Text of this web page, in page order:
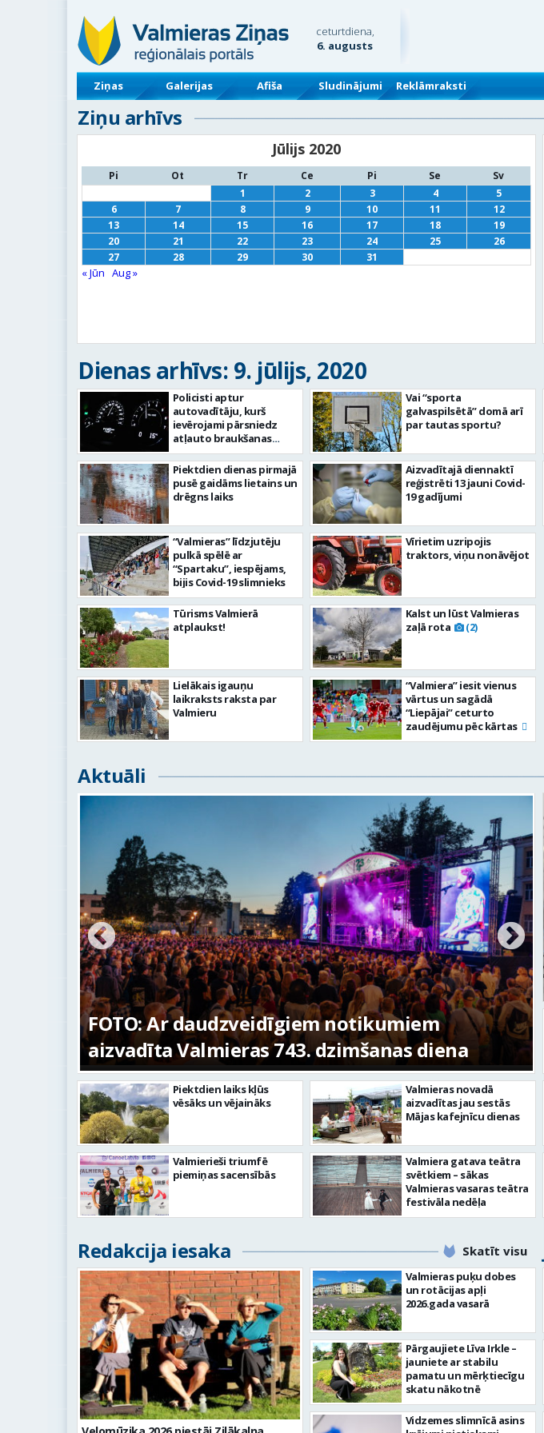
ceturtdiena,
6. augusts
Ziņas Galerijas Afiša Sludinājumi Reklāmraksti
Ziņu arhīvs
Jūlijs 2020
Pi Ot Tr Ce Pi Se
Sv
1
2 3 4
5
6
7 8 9 10 11
12
13
14 15 16 17 18
19
20
21 22 23 24 25
26
27
28 29 30 31
« Jūn Aug »
Dienas arhīvs: 9. jūlijs, 2020
Policisti aptur
autovadītāju, kurš
ievērojami pārsniedz
atļauto braukšanas
ātrumu
Piektdien dienas pirmajā
pusē gaidāms lietains un
drēgns laiks
“Valmieras” līdzjutēju
pulkā spēlē ar
“Spartaku”, iespējams,
bijis Covid-19 slimnieks
Tūrisms Valmierā
atplaukst!
Lielākais igauņu
laikraksts raksta par
Valmieru
Vai “sporta
galvaspilsētā” domā arī
par tautas sportu?
Aizvadītajā diennaktī
reģistrēti 13 jauni Covid-
19 gadījumi
Vīrietim uzripojis
traktors, viņu nonāvējot
Kalst un lūst Valmieras
zaļā rota
(2)
“Valmiera” iesit vienus
vārtus un sagādā
“Liepājai” ceturto
zaudējumu pēc kārtas
Aktuāli
FOTO: Ar daudzveidīgiem notikumiem
aizvadīta Valmieras 743. dzimšanas diena
Piektdien laiks kļūs
vēsāks un vējaināks
Valmierieši triumfē
piemiņas sacensībās
Valmieras novadā
aizvadītas jau sestās
Mājas kafejnīcu dienas
Valmiera gatava teātra
svētkiem – sākas
Valmieras vasaras teātra
festivāla nedēļa
Redakcija iesaka Skatīt visu
Valmieras puķu dobes
un rotācijas apļi
2026.gada vasarā
Pārgaujiete Līva Irkle –
jauniete ar stabilu
pamatu un mērķtiecīgu
skatu nākotnē
Vidzemes slimnīcā asins